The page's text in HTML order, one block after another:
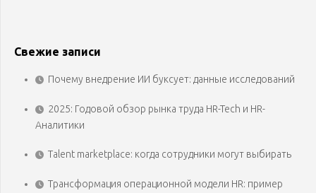
Свежие записи
Почему внедрение ИИ буксует: данные исследований
2025: Годовой обзор рынка труда HR-Tech и HR-
Аналитики
Talent marketplace: когда сотрудники могут выбирать
Трансформация операционной модели HR: пример